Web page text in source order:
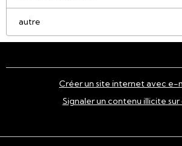
autre
Créer un site internet avec e-
Signaler un contenu illicite sur